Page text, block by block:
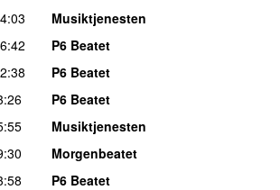
Musiktjenesten
P6 Beatet
P6 Beatet
P6 Beatet
Musiktjenesten
Morgenbeatet
P6 Beatet